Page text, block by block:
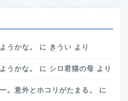
うかな。 に きうい より
うかな。 に シロ君猫の母 より
。意外とホコリがたまる。
に